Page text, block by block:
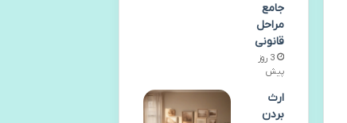
جامع
مراحل
قانونی
3 روز
پیش
ارث
بردن